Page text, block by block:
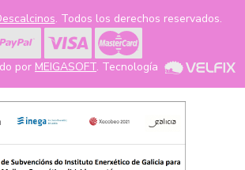
. Todos los derechos reservados.
por MEIGASOFT. Tecnología